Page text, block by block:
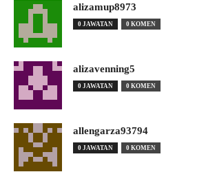
alizamup8973
0 JAWATAN 0 KOMEN
alizavenning5
0 JAWATAN 0 KOMEN
allengarza93794
0 JAWATAN 0 KOMEN